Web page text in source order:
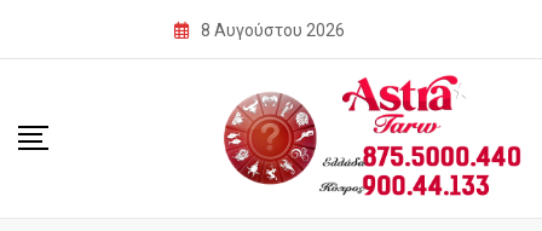
8 Αυγούστου 2026